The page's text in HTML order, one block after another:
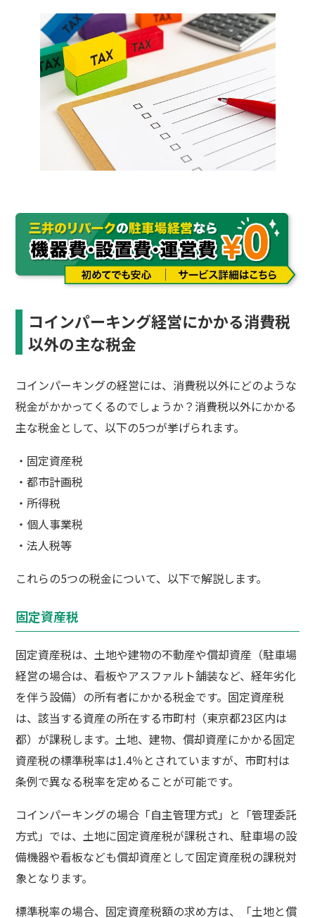
コインパーキング経営にかかる消費税
以外の主な税金
コインパーキングの経営には、消費税以外にどのような
税金がかかってくるのでしょうか？消費税以外にかかる
主な税金として、以下の5つが挙げられます。
・固定資産税
・都市計画税
・所得税
・個人事業税
・法人税等
これらの5つの税金について、以下で解説します。
固定資産税
固定資産税は、土地や建物の不動産や償却資産（駐車場
経営の場合は、看板やアスファルト舗装など、経年劣化
を伴う設備）の所有者にかかる税金です。固定資産税
は、該当する資産の所在する市町村（東京都23区内は
都）が課税します。土地、建物、償却資産にかかる固定
資産税の標準税率は1.4％とされていますが、市町村は
条例で異なる税率を定めることが可能です。
コインパーキングの場合「自主管理方式」と「管理委託
方式」では、土地に固定資産税が課税され、駐車場の設
備機器や看板なども償却資産として固定資産税の課税対
象となります。
標準税率の場合、固定資産税額の求め方は、「土地と償